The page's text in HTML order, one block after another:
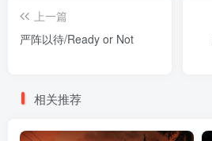
上一篇
严阵以待/Ready or Not
相关推荐